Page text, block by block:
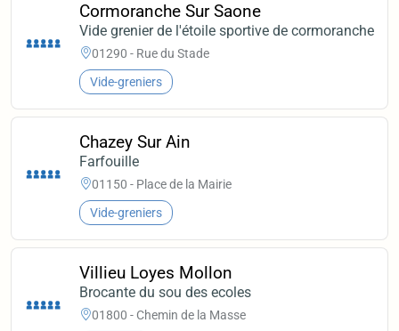
Cormoranche Sur Saone
Vide grenier de l'étoile sportive de cormoranche
01290 - Rue du Stade
Vide-greniers
Chazey Sur Ain
Farfouille
01150 - Place de la Mairie
Vide-greniers
Villieu Loyes Mollon
Brocante du sou des ecoles
01800 - Chemin de la Masse